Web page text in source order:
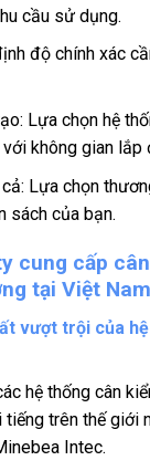
cầu sử dụng.
độ chính xác
Lựa chọn hệ
không gian lắp
Lựa chọn
sách của bạn.
cung cấp
tại Việt Nam
vượt trội của
hệ thống cân
tiếng trên thế giới
Intec.